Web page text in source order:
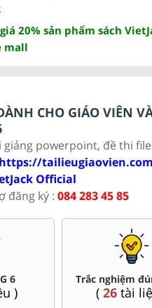
20% sản phẩm sách
mall
CHO GIÁO VIÊN
giảng powerpoint, đề thi
https://
Official
đăng ký : 084 283 45 85
6
)
Trắc nghiệm
( 26tài